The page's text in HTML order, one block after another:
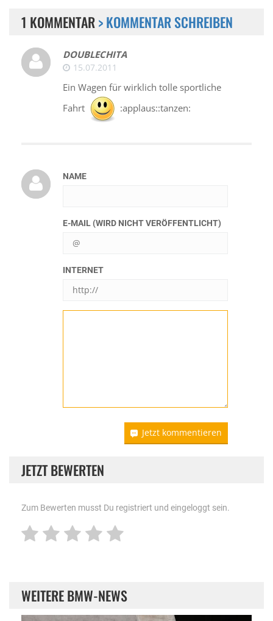
1 KOMMENTAR> KOMMENTAR SCHREIBEN
DOUBLECHITA
15.07.2011
Ein Wagen für wirklich tolle sportliche
Fahrt
:applaus::tanzen:
NAME
E-MAIL (WIRD NICHT VERÖFFENTLICHT)
INTERNET
Jetzt kommentieren
JETZT BEWERTEN
Zum Bewerten musst Du registriert und eingeloggt sein.
WEITERE BMW-NEWS